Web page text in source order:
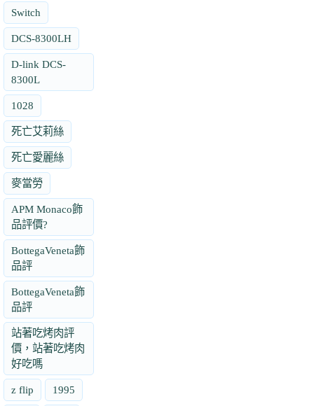
Switch
DCS-8300LH
D-link DCS-
8300L
1028
死亡艾莉絲
死亡愛麗絲
麥當勞
APM Monaco飾
品評價?
BottegaVeneta飾
品評
BottegaVeneta飾
品評
站著吃烤肉評
價，站著吃烤肉
好吃嗎
z flip 1995